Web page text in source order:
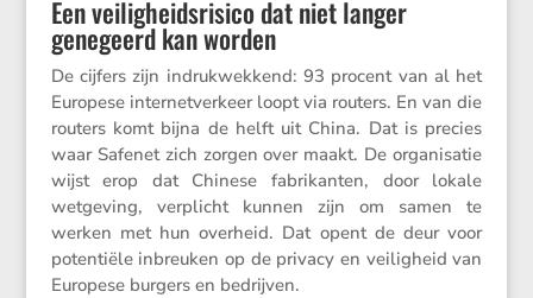
Een veiligheidsrisico dat niet langer
genegeerd kan worden
De cijfers zijn indruk­wek­kend: 93 procent van al het
Europese inter­net­ver­keer loopt via routers. En van die
routers komt bijna de helft uit China. Dat is precies
waar Safenet zich zorgen over maakt. De organi­satie
wijst erop dat Chinese fabri­kanten, door lokale
wetge­ving, verplicht kunnen zijn om samen te
werken met hun overheid. Dat opent de deur voor
poten­tiële inbreuken op de privacy en veilig­heid van
Europese burgers en bedrijven.